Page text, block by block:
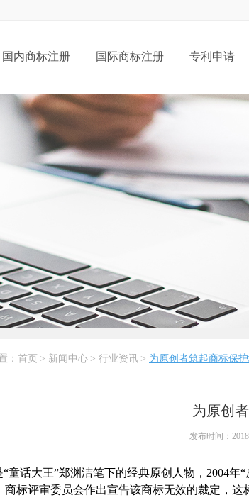
国内商标注册 国际商标注册 专利申请
： 首页 > 新闻中心 > 行业资讯 > 为原创者筑起商标保
为原创
发布时间：
“童话大王”郑渊洁笔下的经典原创人物，2004
商标评审委员会作出宣告该商标无效的裁定，